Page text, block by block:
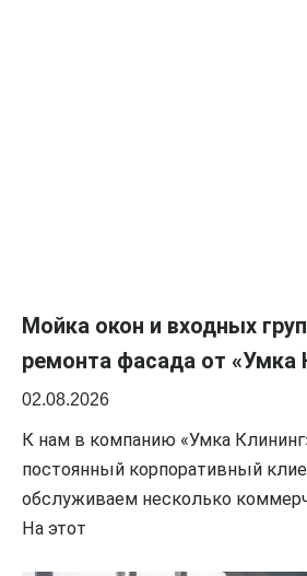
Мойка окон и входных
ремонта фасада от «Умка
02.08.2026
К нам в компанию «Умка
постоянный корпоративный
обслуживаем несколько
На этот